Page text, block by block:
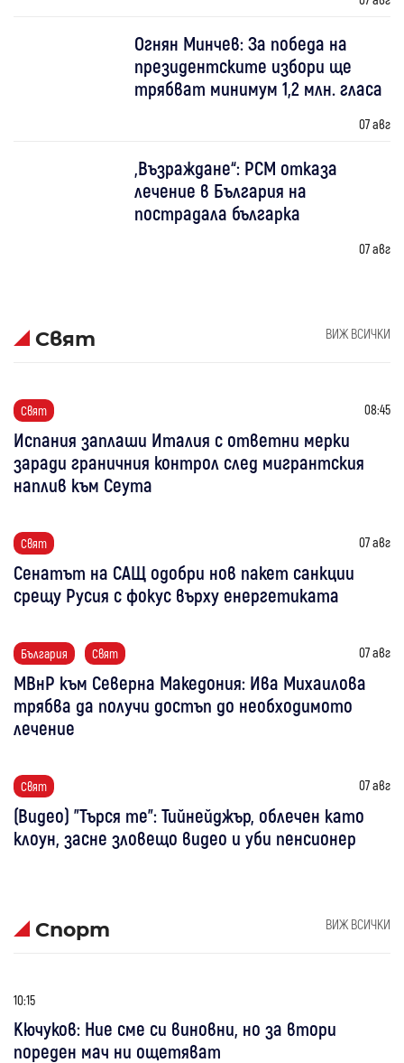
Огнян Минчев: За победа на
президентските избори ще
трябват минимум 1,2 млн. гласа
07 авг
„Възраждане“: РСМ отказа
лечение в България на
пострадала българка
07 авг
Свят ВИЖ ВСИЧКИ
Свят 08:45
Испания заплаши Италия с ответни мерки
заради граничния контрол след мигрантския
наплив към Сеута
Свят 07 авг
Сенатът на САЩ одобри нов пакет санкции
срещу Русия с фокус върху енергетиката
България Свят 07 авг
МВнР към Северна Македония: Ива Михаилова
трябва да получи достъп до необходимото
лечение
Свят 07 авг
(Видео) "Търся те": Тийнейджър, облечен като
клоун, засне зловещо видео и уби пенсионер
Спорт ВИЖ ВСИЧКИ
10:15
Кючуков: Ние сме си виновни, но за втори
пореден мач ни ощетяват